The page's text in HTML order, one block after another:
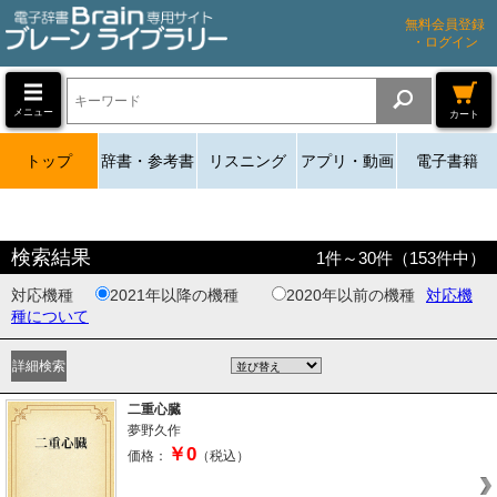
無料会員登録
・ログイン
メニュー カート
トップ 辞書・参考書 リスニング アプリ・動画 電子書籍
検索結果 1件～30件（153件中）
対応機種 2021年以降の機種 2020年以前の機種
対応機
種について
二重心臓
夢野久作
価格：
￥0 （税込）